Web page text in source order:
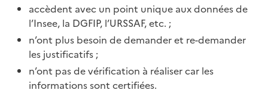
accèdent avec un point unique aux données de
l’Insee, la DGFIP, l’URSSAF, etc. ;
n’ont plus besoin de demander et re-demander
les justificatifs ;
n’ont pas de vérification à réaliser car les
informations sont certifiées.